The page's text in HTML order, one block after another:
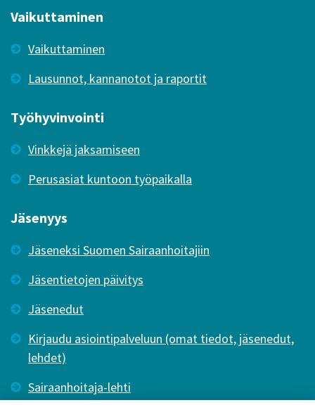
Vaikuttaminen
Vaikuttaminen
Lausunnot, kannanotot ja raportit
Työhyvinvointi
Vinkkejä jaksamiseen
Perusasiat kuntoon työpaikalla
Jäsenyys
Jäseneksi Suomen Sairaanhoitajiin
Jäsentietojen päivitys
Jäsenedut
Kirjaudu asiointipalveluun (omat tiedot, jäsenedut,
lehdet)
Sairaanhoitaja-lehti